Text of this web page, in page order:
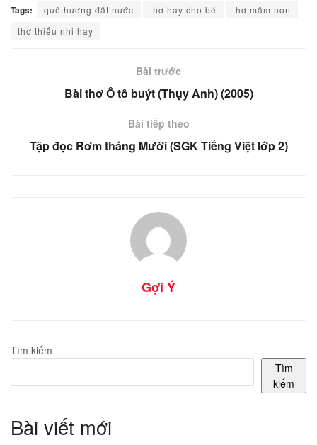
Tags: quê hương đất nước thơ hay cho bé
thơ mầm non
thơ thiếu nhi hay
Bài trước
Bài thơ Ô tô buýt (Thụy Anh) (2005)
Bài tiếp theo
Tập đọc Rơm tháng Mười (SGK Tiếng Việt lớp 2)
Gợi Ý
Tìm kiếm
Tìm
kiếm
Bài viết mới